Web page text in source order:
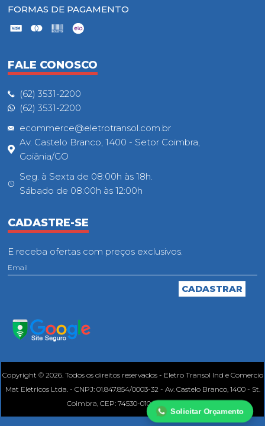
FORMAS DE PAGAMENTO
FALE CONOSCO
(62) 3531-2200
(62) 3531-2200
ecommerce@eletrotransol.com.br
Av. Castelo Branco, 1400 - Setor Coimbra,
Goiânia/GO
Seg. à Sexta de 08:00h às 18h.
Sábado de 08:00h às 12:00h
CADASTRE-SE
E receba ofertas com preços exclusivos.
Copyright © 2026. Todos os direitos reservados - Eletro Transol Ind e Comercio
Mat Eletricos Ltda. - CNPJ: 01.847.854/0003-32 - Av. Castelo Branco, 1400 - St.
Coimbra, CEP: 74530-010, Goiânia - GO.
Solicitar Orçamento